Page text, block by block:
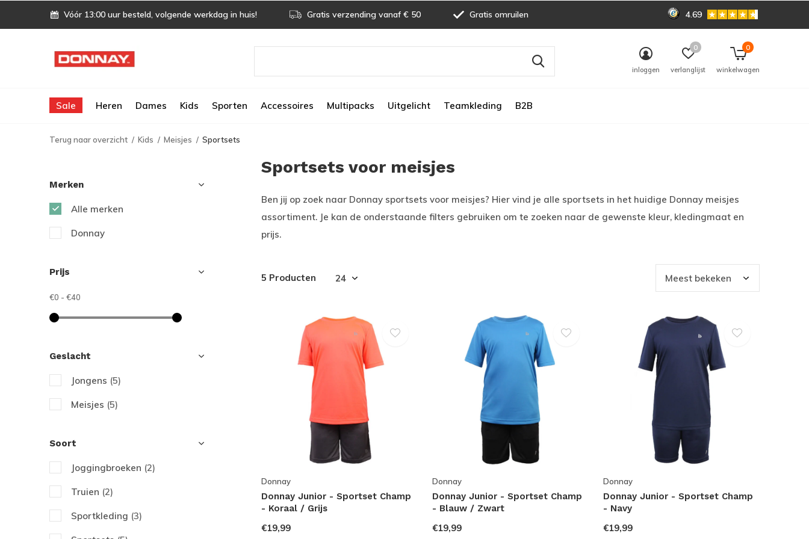
Sale Heren Dames Kids Sporten Accessoires Multipacks Uitgelicht Teamkleding B2B
inloggen verlanglijst
0
winkelwagen
0
Vóór 13:00 uur besteld, volgende werkdag in huis! Gratis verzending vanaf € 50 Gratis omruilen 4.69
Terug naar overzicht Kids Meisjes Sportsets
Sportsets voor meisjes
Ben jij op zoek naar Donnay sportsets voor meisjes? Hier vind je alle sportsets in het huidige Donnay meisjes
assortiment. Je kan de onderstaande filters gebruiken om te zoeken naar de gewenste kleur, kledingmaat en
prijs.
5 Producten
Donnay
Donnay Junior - Sportset Champ
- Koraal / Grijs
€19,99
Donnay
Donnay Junior - Sportset Champ
- Blauw / Zwart
€19,99
Donnay
Donnay Junior - Sportset Champ
- Navy
€19,99
Merken
Alle merken
Donnay
Prijs
€0 - €40
Geslacht
Jongens (5)
Meisjes (5)
Soort
Joggingbroeken (2)
Truien (2)
Sportkleding (3)